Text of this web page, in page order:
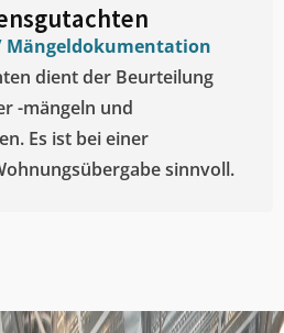
Mängeldokumentation
dient der Beurteilung
-mängeln und
Es ist bei einer
sinnvoll.